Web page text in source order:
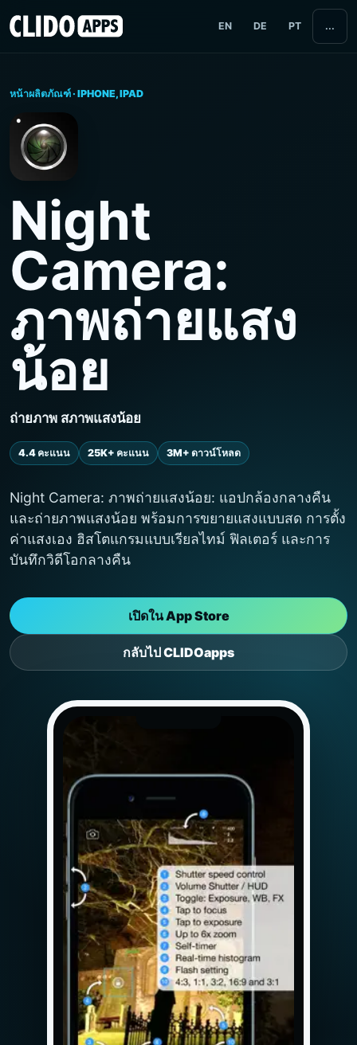
EN DE PT ...
หน้าผลิตภัณฑ์ · IPHONE, IPAD
Night
Camera:
ภาพถ่ายแสง
น้อย
ถ่ายภาพ สภาพแสงน้อย
4.4 คะแนน 25K+ คะแนน 3M+ ดาวน์โหลด
Night Camera: ภาพถ่ายแสงน้อย: แอปกล้องกลางคืน
และถ่ายภาพแสงน้อย พร้อมการขยายแสงแบบสด การตั้ง
ค่าแสงเอง ฮิสโตแกรมแบบเรียลไทม์ ฟิลเตอร์ และการ
บันทึกวิดีโอกลางคืน
เปิดใน App Store
กลับไป CLIDOapps